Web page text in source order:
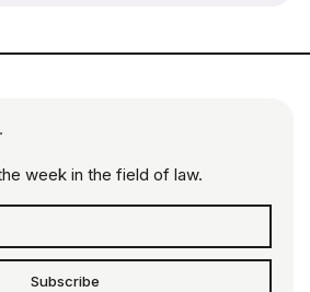
week in the field of law.
Subscribe